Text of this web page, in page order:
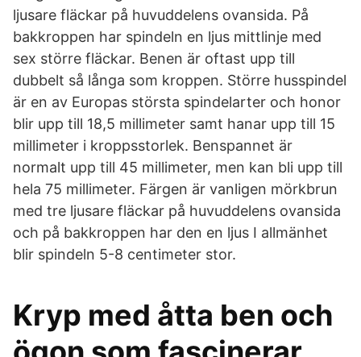
ljusare fläckar på huvuddelens ovansida. På
bakkroppen har spindeln en ljus mittlinje med
sex större fläckar. Benen är oftast upp till
dubbelt så långa som kroppen. Större husspindel
är en av Europas största spindelarter och honor
blir upp till 18,5 millimeter samt hanar upp till 15
millimeter i kroppsstorlek. Benspannet är
normalt upp till 45 millimeter, men kan bli upp till
hela 75 millimeter. Färgen är vanligen mörkbrun
med tre ljusare fläckar på huvuddelens ovansida
och på bakkroppen har den en ljus I allmänhet
blir spindeln 5-8 centimeter stor.
Kryp med åtta ben och